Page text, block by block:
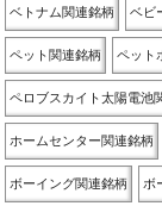
ベトナム関連銘柄 ベビ
ペット関連銘柄 ペット
ペロブスカイト太陽電池
ホームセンター関連銘柄
ボーイング関連銘柄 ボ